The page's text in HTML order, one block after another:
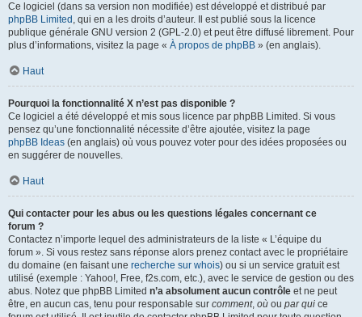
Ce logiciel (dans sa version non modifiée) est développé et distribué par
phpBB Limited , qui en a les droits d’auteur. Il est publié sous la licence
publique générale GNU version 2 (GPL-2.0) et peut être diffusé librement. Pour
plus d’informations, visitez la page « À propos de phpBB » (en anglais).
Haut
Pourquoi la fonctionnalité X n’est pas disponible ?
Ce logiciel a été développé et mis sous licence par phpBB Limited. Si vous
pensez qu’une fonctionnalité nécessite d’être ajoutée, visitez la page
phpBB Ideas (en anglais) où vous pouvez voter pour des idées proposées ou
en suggérer de nouvelles.
Haut
Qui contacter pour les abus ou les questions légales concernant ce
forum ?
Contactez n’importe lequel des administrateurs de la liste « L’équipe du
forum ». Si vous restez sans réponse alors prenez contact avec le propriétaire
du domaine (en faisant une recherche sur whois) ou si un service gratuit est
utilisé (exemple : Yahoo!, Free, f2s.com, etc.), avec le service de gestion ou des
abus. Notez que phpBB Limited n’a absolument aucun contrôle et ne peut
être, en aucun cas, tenu pour responsable sur comment, où ou par qui ce